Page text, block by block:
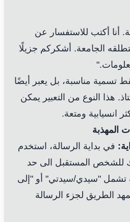
أنا أكتب للاستفسار عن
الجامعة. أشكركم جزيلًا
تسمية مناسبة، بل يعبر أيضًا
هذا النوع من التعبير يمكن
انسيابية ومتعة.
المهذبة
في بداية الرسالة، استخدم
للشخص المستقبل الى حد
تشمل "سيدي/سيدتي" أو "إلى
الطريق لجزء الرسالة